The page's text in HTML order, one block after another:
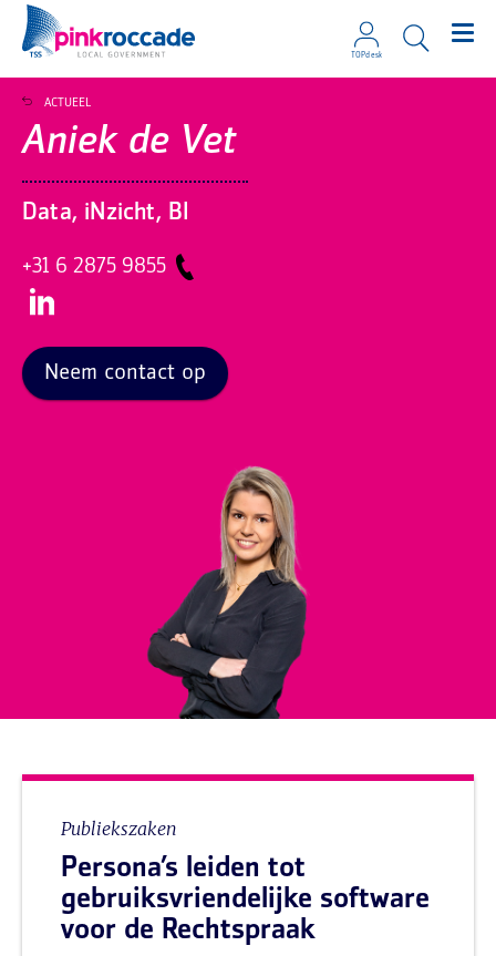
TOPdesk
Aniek de Vet
Data, iNzicht, BI
+31 6 2875 9855
Neem contact op
ACTUEEL
Publiekszaken
Persona’s leiden tot
gebruiksvriendelijke software
voor de Rechtspraak